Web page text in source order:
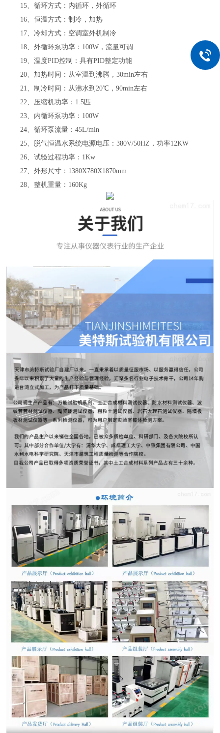
15 、循环方式：内循环，外循环
16 、恒温方式：制冷，加热
17 、冷却方式：空调室外机制冷
18 、外循环泵功率： 100W ，流量可调
19 、温度PID控制：具有PID整定功能
20 、加热时间：从室温到沸腾，30min左右
21
、制冷时间：从沸水到 20℃ ，90min左右
22 、压缩机功率： 1.5匹
23 、内循环泵功率： 100W
24 、循环泵流量：45L/min
25 、脱气恒温水系统电源电压：380V/50HZ ，功率12KW
26 、试验过程功率： 1Kw
27 、外形尺寸： 1380X780X1870mm
28 、整机重量： 160Kg